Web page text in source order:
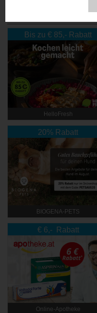
Bis zu € 85,- Rabatt
HelloFresh
20% Rabatt
BIOGENA-PETS
€ 6,- Rabatt
Online‑Apotheke